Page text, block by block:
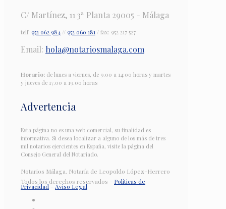
C/ Martínez, 11 3ª Planta 29005 - Málaga
telf: 952 062 984 // 952 060 181 / fax: 952 217 527
Email: hola@notariosmalaga.com
Horario: de lunes a viernes, de 9.00 a 14:00 horas y martes
y jueves de 17.00 a 19.00 horas
Advertencia
Esta página no es una web comercial, su finalidad es
informativa. Si desea localizar a alguno de los más de tres
mil notarios ejercientes en España, visite la página del
Consejo General del Notariado.
Notarios Málaga. Notaría de Leopoldo López-Herrero
Todos los derechos reservados - Políticas de
Privacidad-Aviso Legal